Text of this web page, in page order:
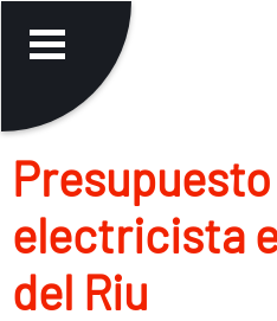
electricista
del Riu